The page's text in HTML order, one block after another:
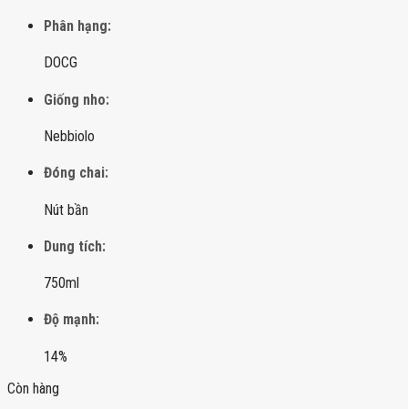
Phân hạng:
DOCG
Giống nho:
Nebbiolo
Đóng chai:
Nút bần
Dung tích:
750ml
Độ mạnh:
14%
Còn hàng